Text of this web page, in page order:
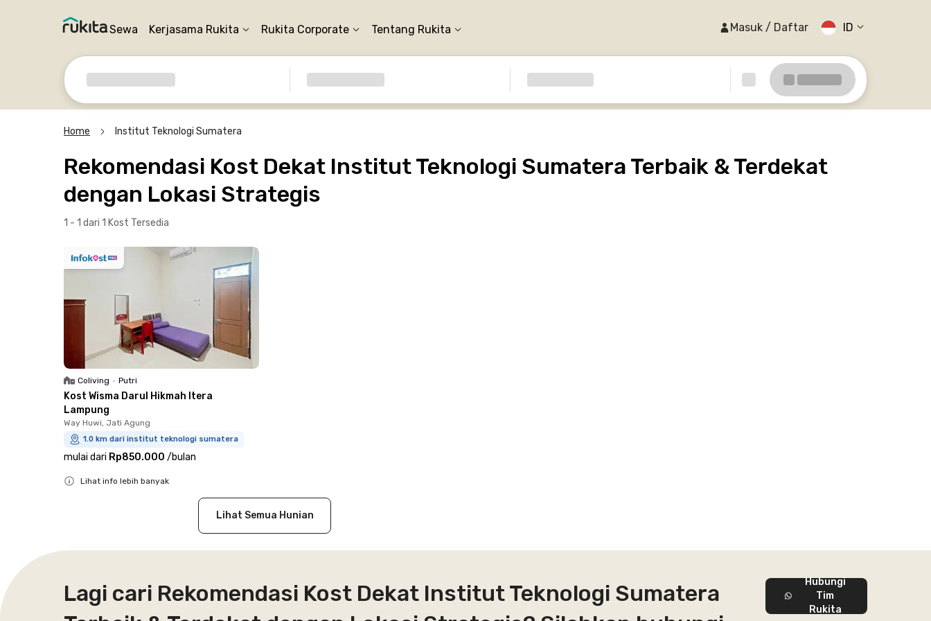
Sewa Kerjasama Rukita Rukita Corporate Tentang Rukita Masuk / Daftar ID
Home Institut Teknologi Sumatera
Rekomendasi Kost Dekat Institut Teknologi Sumatera Terbaik & Terdekat
dengan Lokasi Strategis
1 - 1 dari 1 Kost Tersedia
Coliving • Putri
Kost Wisma Darul Hikmah Itera
Lampung
Way Huwi, Jati Agung
1.0 km dari institut teknologi sumatera
mulai dari Rp850.000 /bulan
Lihat info lebih banyak
Lihat Semua Hunian
Lagi cari Rekomendasi Kost Dekat Institut Teknologi Sumatera
Hubungi
Tim
Rukita